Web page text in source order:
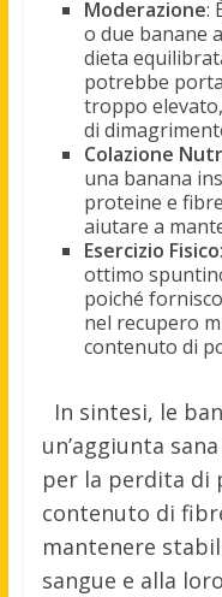
Moderazione:
o due banane
dieta
potrebbe
troppo
di
Colazione
una banana
proteine e
aiutare a
Esercizio Fisico
ottimo
poiché
nel recupero
contenuto di
In sintesi, le
un’aggiunta
per la perdita di
contenuto di
mantenere
sangue e alla